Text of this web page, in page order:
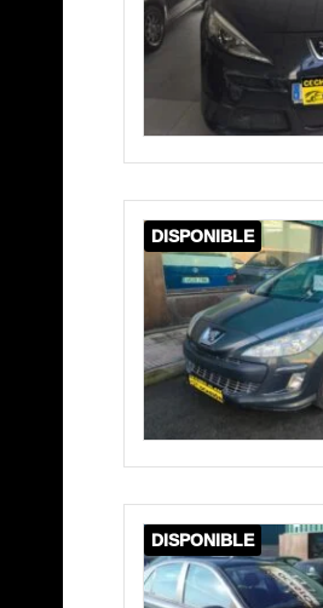
DISPONIBLE
DISPONIBLE